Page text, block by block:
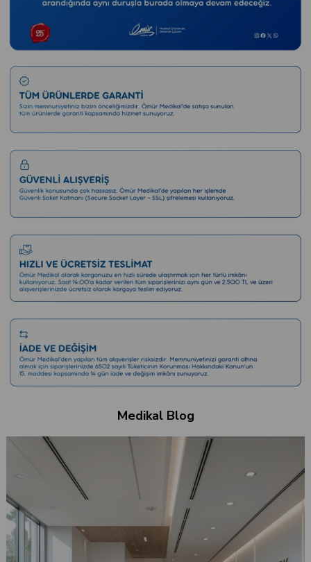
Medikal Blog
Düşük Tansiyona Ne İyi Gelir?
Gün içinde aniden gelen bir baş dönmesi, gözlerin
bağının çözülmesiyle ayağa kalkmakta
ve hemen “Tansiyonum düştü galiba” deriz.